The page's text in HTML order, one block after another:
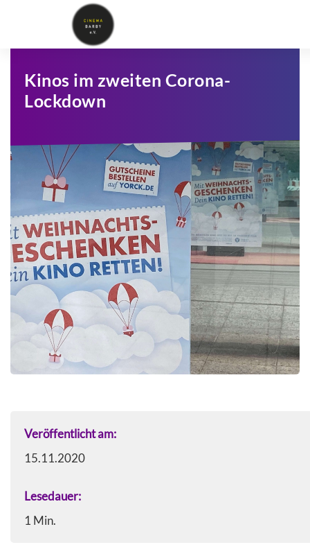
Kinos im zweiten Corona-
Lockdown
Veröffentlicht am:
15.11.2020
Lesedauer: